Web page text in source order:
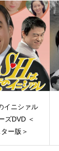
イニシァル
ズDVD ＜
ー版＞